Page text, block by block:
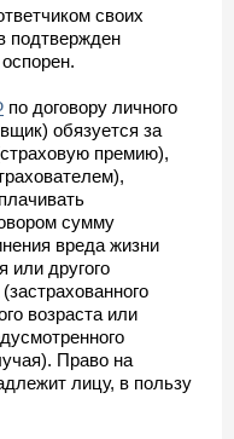
своих
подтвержден
по договору личного
обязуется за
премию),
сумму
вреда жизни
или другого
возраста или
Право на
лицу, в пользу